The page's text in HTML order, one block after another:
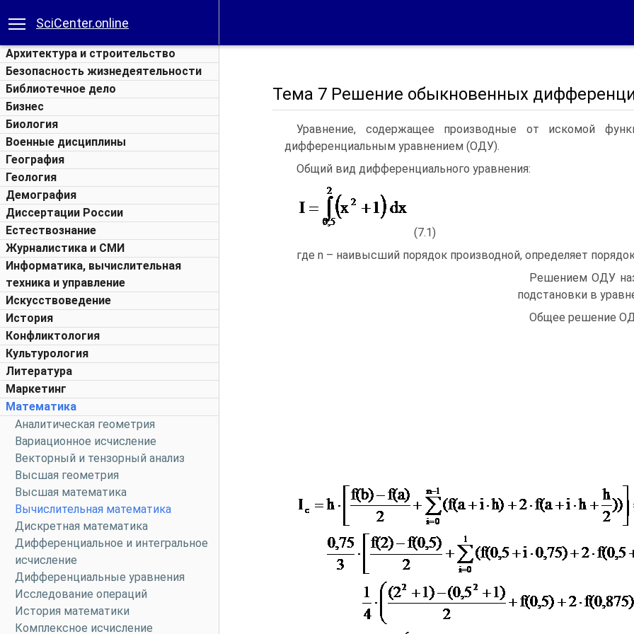
SciCenter.online
Архитектура и строительство
Безопасность жизнедеятельности
Библиотечное дело
Бизнес
Биология
Военные дисциплины
География
Геология
Демография
Диссертации России
Естествознание
Журналистика и СМИ
Информатика, вычислительная
техника и управление
Искусствоведение
История
Конфликтология
Культурология
Литература
Маркетинг
Математика
Аналитическая геометрия
Вариационное исчисление
Векторный и тензорный анализ
Высшая геометрия
Высшая математика
Вычислительная математика
Дискретная математика
Дифференциальное и интегральное
исчисление
Дифференциальные уравнения
Исследование операций
История математики
Комплексное исчисление
Тема 7 Решение обыкновенных
Уравнение, содержащее производные от искомой
дифференциальным уравнением (ОДУ).
Общий вид дифференциального уравнения:
(7.1)
где n – наивысший порядок производной, определяет
Решением ОДУ
подстановки в
Общее решение